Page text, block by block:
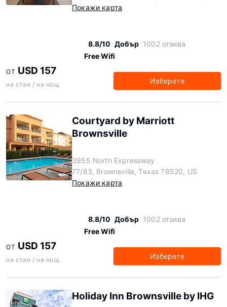
Покажи карта
8.8/10 Добър 1002 отзива
Free Wifi
ОТ USD 157
на стая / на нощ Изберете
Courtyard by Marriott
Brownsville
3955 North Expressway
77/83, Brownsville, Texas 78520, US
Покажи карта
8.8/10 Добър 1002 отзива
Free Wifi
ОТ USD 157
на стая / на нощ Изберете
Holiday Inn Brownsville by IHG